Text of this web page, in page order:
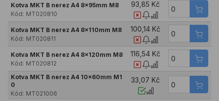
Kotva MKT B nerez A4 8x95mm M8
Kód: MT020810
93,85 Kč
Kotva MKT B nerez A4 8x110mm M8
Kód: MT020811
100,14 Kč
Kotva MKT B nerez A4 8x120mm M8
Kód: MT020812
116,54 Kč
Kotva MKT B nerez A4 10x60mm M1
0
Kód: MT021006
33,07 Kč